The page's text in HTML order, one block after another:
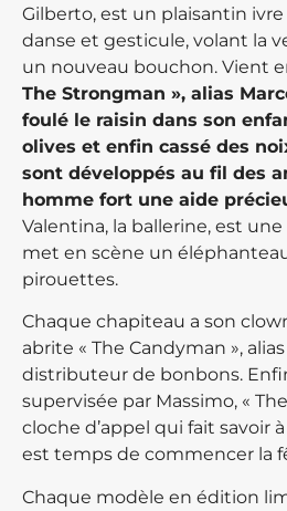
Gilberto, est un plaisantin
danse et gesticule, volant la
un nouveau bouchon. Vient
The Strongman », alias
foulé le raisin dans son
olives et enfin cassé des
sont développés au fil des
homme fort une aide
Valentina, la ballerine, est
met en scène un
pirouettes.
Chaque chapiteau a son
abrite « The Candyman »,
distributeur de bonbons.
supervisée par Massimo, «
cloche d’appel qui fait savoir
est temps de commencer la
Chaque modèle en édition